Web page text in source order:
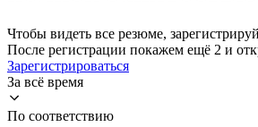
Чтобы видеть все резюме,
После регистрации покажем ещё 2 и
Зарегистрироваться
За всё время
По соответствию